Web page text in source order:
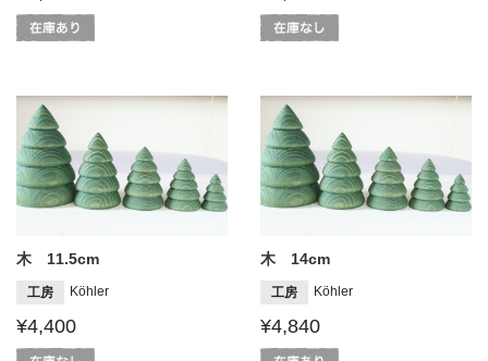
木 11.5cm
工房 Köhler
¥4,400
木 14cm
工房 Köhler
¥4,840